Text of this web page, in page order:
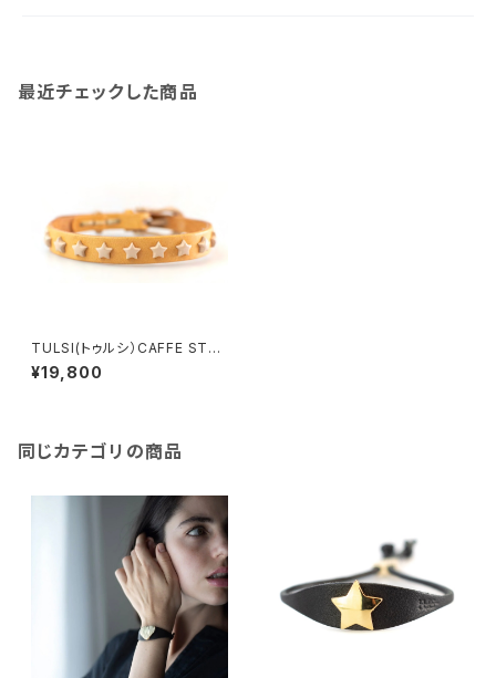
最近チェックした商品
TULSI(トゥルシ）CAFFE STEL
LINA CREMA LIMITED EDIT
ION
¥19,800
同じカテゴリの商品